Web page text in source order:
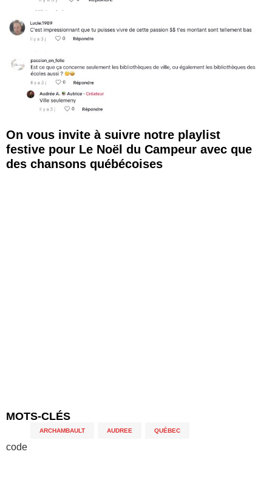
On vous invite à suivre notre playlist
festive pour Le Noël du Campeur avec que
des chansons québécoises
MOTS-CLÉS
ARCHAMBAULT AUDREE QUÉBEC
code